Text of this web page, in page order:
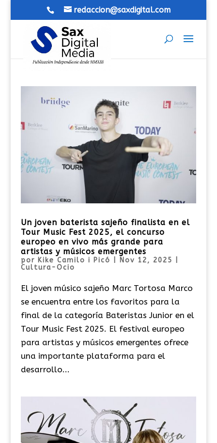
redaccion@saxdigital.com
Un joven baterista sajeño finalista en el
Tour Music Fest 2025, el concurso
europeo en vivo más grande para
artistas y músicos emergentes
por Kike Camilo i Picó Nov 12, 2025
Cultura-Ocio
El joven músico sajeño Marc Tortosa Marco
se encuentra entre los favoritos para la
final de la categoría Bateristas Junior en el
Tour Music Fest 2025. El festival europeo
para artistas y músicos emergentes ofrece
una importante plataforma para el
desarrollo...